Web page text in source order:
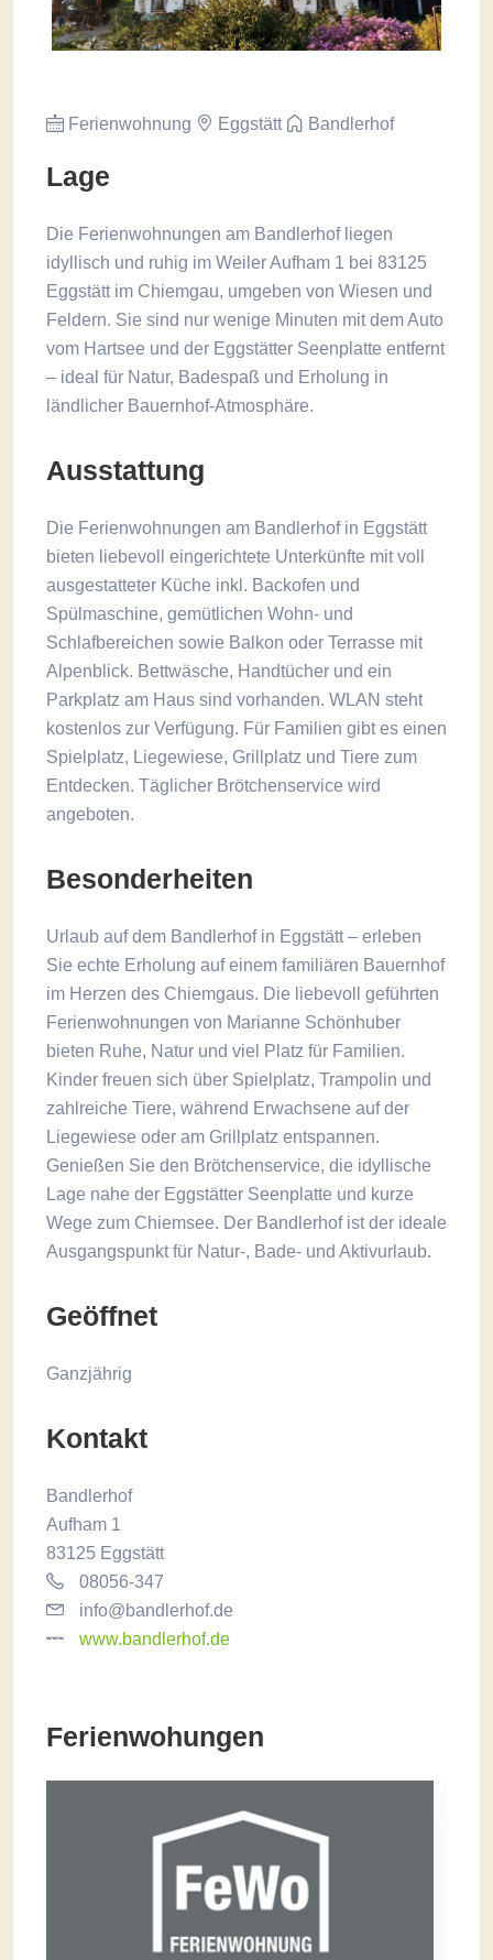
Ferienwohnung Eggstätt Bandlerhof
Lage
Die Ferienwohnungen am Bandlerhof liegen
idyllisch und ruhig im Weiler Aufham 1 bei 83125
Eggstätt im Chiemgau, umgeben von Wiesen und
Feldern. Sie sind nur wenige Minuten mit dem Auto
vom Hartsee und der Eggstätter Seenplatte entfernt
– ideal für Natur, Badespaß und Erholung in
ländlicher Bauernhof-Atmosphäre.
Ausstattung
Die Ferienwohnungen am Bandlerhof in Eggstätt
bieten liebevoll eingerichtete Unterkünfte mit voll
ausgestatteter Küche inkl. Backofen und
Spülmaschine, gemütlichen Wohn- und
Schlafbereichen sowie Balkon oder Terrasse mit
Alpenblick. Bettwäsche, Handtücher und ein
Parkplatz am Haus sind vorhanden. WLAN steht
kostenlos zur Verfügung. Für Familien gibt es einen
Spielplatz, Liegewiese, Grillplatz und Tiere zum
Entdecken. Täglicher Brötchenservice wird
angeboten.
Besonderheiten
Urlaub auf dem Bandlerhof in Eggstätt – erleben
Sie echte Erholung auf einem familiären Bauernhof
im Herzen des Chiemgaus. Die liebevoll geführten
Ferienwohnungen von Marianne Schönhuber
bieten Ruhe, Natur und viel Platz für Familien.
Kinder freuen sich über Spielplatz, Trampolin und
zahlreiche Tiere, während Erwachsene auf der
Liegewiese oder am Grillplatz entspannen.
Genießen Sie den Brötchenservice, die idyllische
Lage nahe der Eggstätter Seenplatte und kurze
Wege zum Chiemsee. Der Bandlerhof ist der ideale
Ausgangspunkt für Natur-, Bade- und Aktivurlaub.
Geöffnet
Ganzjährig
Kontakt
Bandlerhof
Aufham 1
83125 Eggstätt
08056-347
info@bandlerhof.de
www.bandlerhof.de
Ferienwohungen